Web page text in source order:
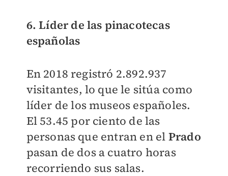
6. Líder de las pinacotecas
españolas
En 2018 registró 2.892.937
visitantes, lo que le sitúa como
líder de los museos españoles.
El 53.45 por ciento de las
personas que entran en el Prado
pasan de dos a cuatro horas
recorriendo sus salas.